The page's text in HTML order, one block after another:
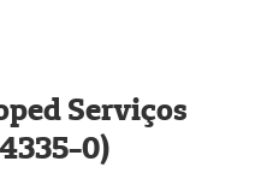
Serviços
0)